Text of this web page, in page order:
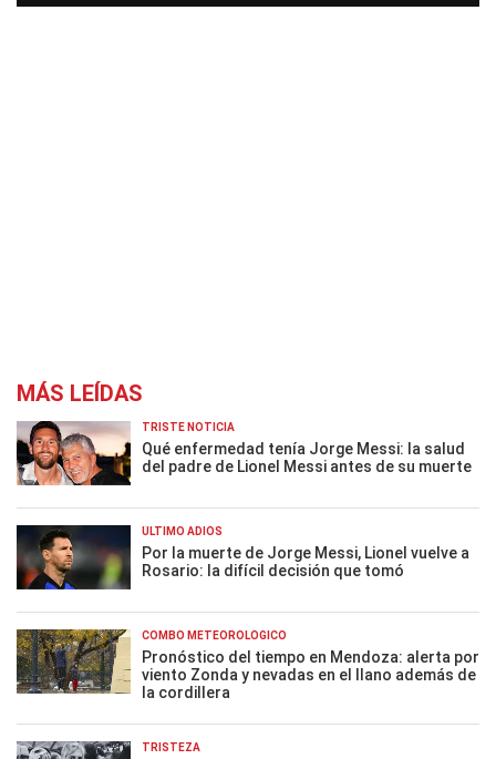
MÁS LEÍDAS
TRISTE NOTICIA
Qué enfermedad tenía Jorge Messi: la salud
del padre de Lionel Messi antes de su muerte
ÚLTIMO ADIÓS
Por la muerte de Jorge Messi, Lionel vuelve a
Rosario: la difícil decisión que tomó
COMBO METEOROLÓGICO
Pronóstico del tiempo en Mendoza: alerta por
viento Zonda y nevadas en el llano además de
la cordillera
TRISTEZA